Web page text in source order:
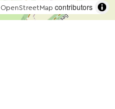
OpenStreetMap contributors